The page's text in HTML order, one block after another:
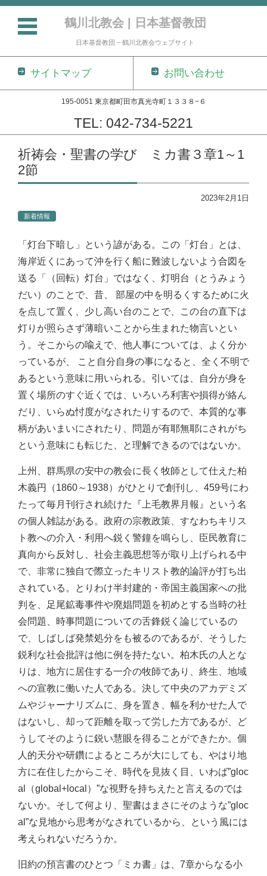
鶴川北教会 | 日本基督教団
日本基督教団 – 鶴川北教会ウェブサイト
サイトマップ お問い合わせ
195-0051 東京都町田市真光寺町１３３８−６
TEL: 042-734-5221
コンテンツに移動
祈祷会・聖書の学び ミカ書３章1～1
2節
2023年2月1日
新着情報
「灯台下暗し」という諺がある。この「灯台」とは、
海岸近くにあって沖を行く船に難波しないよう合図を
送る「（回転）灯台」ではなく、灯明台（とうみょう
だい）のことで、昔、 部屋の中を明るくするために火
を点して置く、少し高い台のことで、この台の直下は
灯りが照らさず薄暗いことから生まれた物言いとい
う。そこからの喩えで、他人事については、よく分か
っているが、 こと自分自身の事になると、全く不明で
あるという意味に用いられる。引いては、自分が身を
置く場所のすぐ近くでは、いろいろ利害や損得が絡ん
だり、いらぬ忖度がなされたりするので、本質的な事
柄があいまいにされたり、問題が有耶無耶にされがち
という意味にも転じた、と理解できるのではないか。
上州、群馬県の安中の教会に長く牧師として仕えた柏
木義円（1860～1938）がひとりで創刊し、459号にわ
たって毎月刊行され続けた『上毛教界月報』という名
の個人雑誌がある。政府の宗教政策、すなわちキリス
ト教への介入・利用へ鋭く警鐘を鳴らし、臣民教育に
真向から反対し、社会主義思想等が取り上げられる中
で、非常に独自で際立ったキリスト教的論評が打ち出
されている。とりわけ半封建的・帝国主義国家への批
判を、足尾鉱毒事件や廃娼問題を初めとする当時の社
会問題、時事問題についての舌鋒鋭く論じているの
で、しばしば発禁処分をも被るのであるが、そうした
鋭利な社会批評は他に例を持たない。柏木氏の人とな
りは、地方に居住する一介の牧師であり、終生、地域
への宣教に働いた人である。決して中央のアカデミズ
ムやジャーナリズムに、身を置き、幅を利かせた人で
はないし、却って距離を取って労した方であるが、ど
うしてそのように鋭い慧眼を得ることができたか。個
人的天分や研鑽によるところが大にしても、やはり地
方に在住したからこそ、時代を見抜く目、いわば”gloc
al（global+local）”な視野を持ちえたと言えるのでは
ないか。そして何より、聖書はまさにそのような”gloc
al”な見地から思考がなされているから、という風には
考えられないだろうか。
旧約の預言書のひとつ「ミカ書」は、7章からなる小